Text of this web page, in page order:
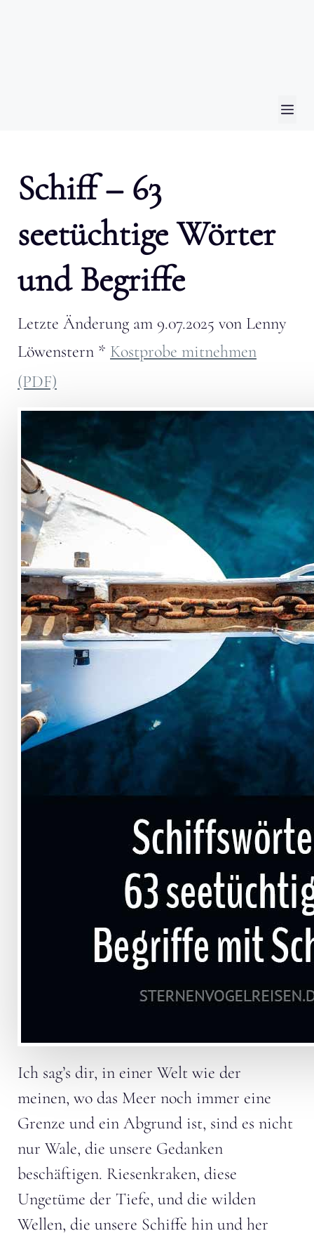
Schiff – 63
seetüchtige Wörter
und Begriffe
Letzte Änderung am 9.07.2025 von Lenny
Löwenstern * Kostprobe mitnehmen
(PDF)
Ich sag’s dir, in einer Welt wie der
meinen, wo das Meer noch immer eine
Grenze und ein Abgrund ist, sind es nicht
nur Wale, die unsere Gedanken
beschäftigen. Riesenkraken, diese
Ungetüme der Tiefe, und die wilden
Wellen, die unsere Schiffe hin und her